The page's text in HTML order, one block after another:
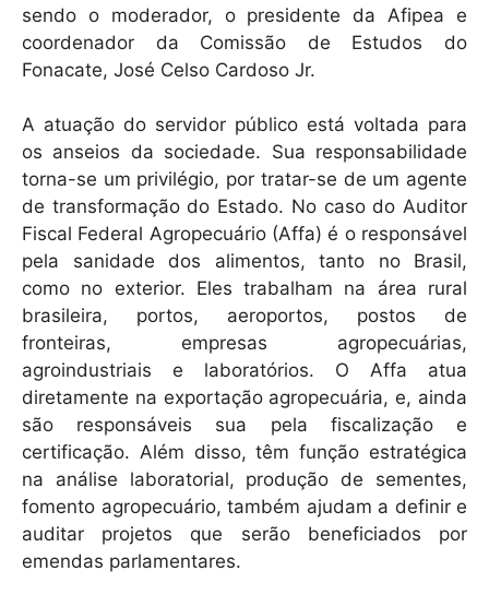
sendo o moderador, o presidente da Afipea e
coordenador da Comissão de Estudos do
Fonacate, José Celso Cardoso Jr.
A atuação do servidor público está voltada para
os anseios da sociedade. Sua responsabilidade
torna-se um privilégio, por tratar-se de um agente
de transformação do Estado. No caso do Auditor
Fiscal Federal Agropecuário (Affa) é o responsável
pela sanidade dos alimentos, tanto no Brasil,
como no exterior. Eles trabalham na área rural
brasileira, portos, aeroportos, postos de
fronteiras, empresas agropecuárias,
agroindustriais e laboratórios. O Affa atua
diretamente na exportação agropecuária, e, ainda
são responsáveis sua pela fiscalização e
certificação. Além disso, têm função estratégica
na análise laboratorial, produção de sementes,
fomento agropecuário, também ajudam a definir e
auditar projetos que serão beneficiados por
emendas parlamentares.